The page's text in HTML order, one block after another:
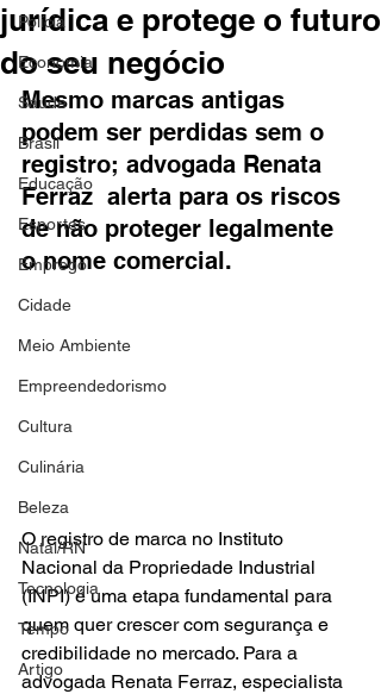
Polícia
Economia
Saúde
Brasil
Educação
Esportes
Emprego
Cidade
Meio Ambiente
Empreendedorismo
Cultura
Culinária
Beleza
Natal/RN
Tecnologia
Tempo
Artigo
jurídica e protege o futuro
do seu negócio
Mesmo marcas antigas
podem ser perdidas sem o
registro; advogada Renata
Ferraz  alerta para os riscos
de não proteger legalmente
o nome comercial.
O registro de marca no Instituto
Nacional da Propriedade Industrial
(INPI) é uma etapa fundamental para
quem quer crescer com segurança e
credibilidade no mercado. Para a
advogada Renata Ferraz, especialista